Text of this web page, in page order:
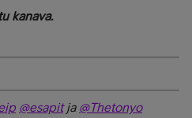
kanava.
@esapitja @Thetonyo